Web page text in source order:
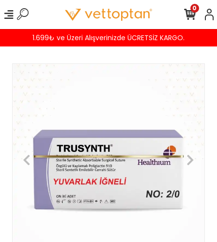
1.699₺ ve Üzeri Alışverinizde ÜCRETSİZ KARGO.
0